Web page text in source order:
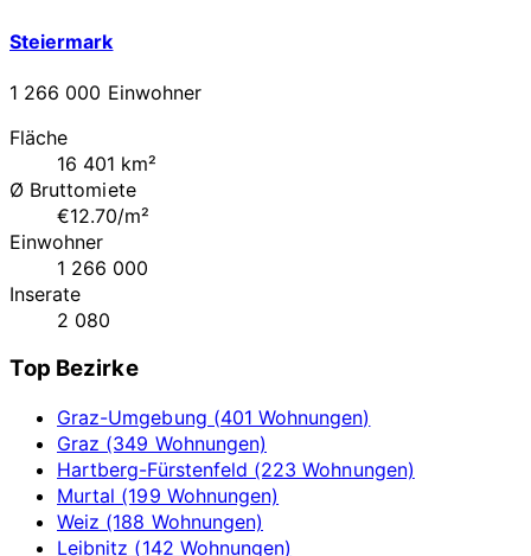
Steiermark
1 266 000 Einwohner
Fläche
16 401 km²
Ø Bruttomiete
€12.70/m²
Einwohner
1 266 000
Inserate
2 080
Top Bezirke
Graz-Umgebung (401 Wohnungen)
Graz (349 Wohnungen)
Hartberg-Fürstenfeld (223 Wohnungen)
Murtal (199 Wohnungen)
Weiz (188 Wohnungen)
Leibnitz (142 Wohnungen)